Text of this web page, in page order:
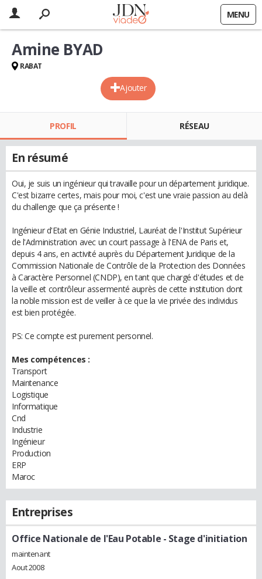
MENU
Ajouter
Amine BYAD
RABAT
PROFIL RÉSEAU
En résumé
Oui, je suis un ingénieur qui travaille pour un département juridique.
C'est bizarre certes, mais pour moi, c'est une vraie passion au delà
du challenge que ça présente !
Ingénieur d'Etat en Génie Industriel, Lauréat de l'Institut Supérieur
de l'Administration avec un court passage à l'ENA de Paris et,
depuis 4 ans, en activité auprès du Département Juridique de la
Commission Nationale de Contrôle de la Protection des Données
à Caractère Personnel (CNDP), en tant que chargé d'études et de
la veille et contrôleur assermenté auprès de cette institution dont
la noble mission est de veiller à ce que la vie privée des individus
est bien protégée.
PS: Ce compte est purement personnel.
Mes compétences :
Transport
Maintenance
Logistique
Informatique
Cnd
Industrie
Ingénieur
Production
ERP
Maroc
Entreprises
Office Nationale de l'Eau Potable - Stage d'initiation
maintenant
Aout 2008